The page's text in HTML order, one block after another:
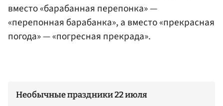
вместо «барабанная перепонка» —
«перепонная барабанка», а вместо «прекрасная
погода» — «погресная прекрада».
Необычные праздники 22 июля